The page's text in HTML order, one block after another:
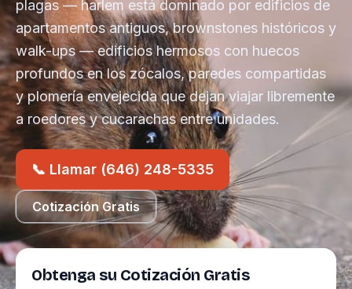
plagas — harlem está dominado por edificios de
apartamentos antiguos, brownstones históricos y
walk-ups — edificios hermosos con huecos
profundos en los zócalos, paredes compartidas
y plomería envejecida que dejan viajar libremente
a roedores y cucarachas entre unidades.
📞 Llamar (646) 248-5335
Cotización Gratis
Obtenga su Cotización Gratis